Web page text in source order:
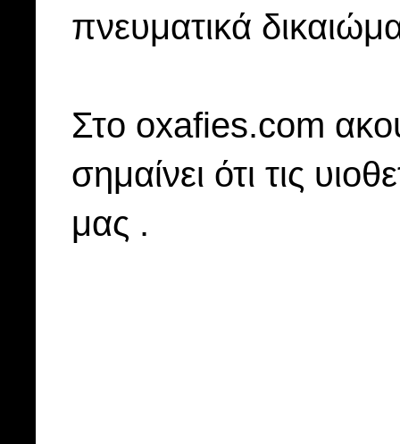
πνευματικά
Στo oxafies.com
σημαίνει ότι τις
μας .